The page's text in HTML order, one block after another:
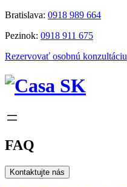
Prejsť
obsah
Bratislava: 0918 989 664
Pezinok: 0918 911 675
Rezervovať osobnú konzultáciu
FAQ
Kontaktujte nás